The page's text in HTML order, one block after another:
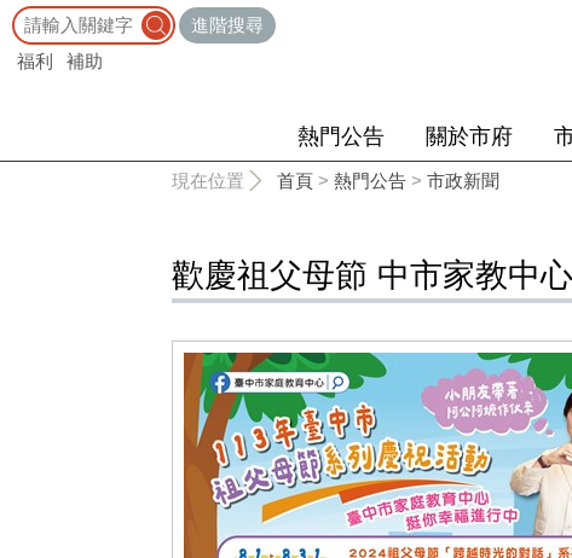
進階搜尋
福利
補助
熱門公告 關於市府
現在位置 首頁 > 熱門公告 > 市政新聞
歡慶祖父母節 中市家教中